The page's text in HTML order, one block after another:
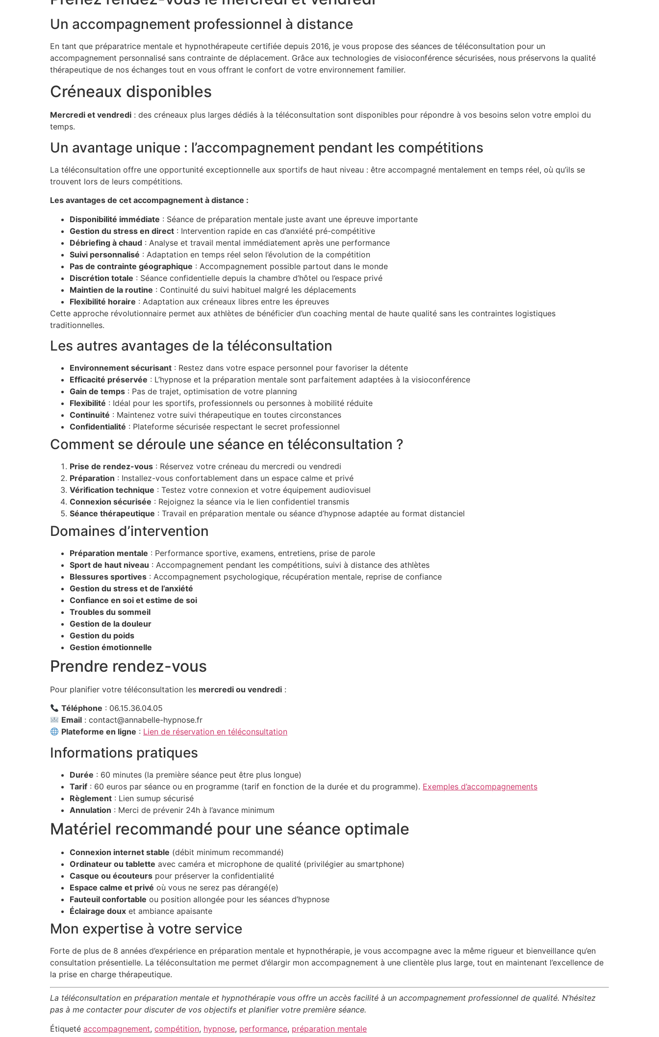
Un accompagnement professionnel à distance
En tant que préparatrice mentale et hypnothérapeute certifiée depuis 2016, je vous propose des séances de téléconsultation pour un
accompagnement personnalisé sans contrainte de déplacement. Grâce aux technologies de visioconférence sécurisées, nous préservons la qualité
thérapeutique de nos échanges tout en vous offrant le confort de votre environnement familier.
Créneaux disponibles
Mercredi et vendredi : des créneaux plus larges dédiés à la téléconsultation sont disponibles pour répondre à vos besoins selon votre emploi du
temps.
Un avantage unique : l’accompagnement pendant les compétitions
La téléconsultation offre une opportunité exceptionnelle aux sportifs de haut niveau : être accompagné mentalement en temps réel, où qu’ils se
trouvent lors de leurs compétitions.
Les avantages de cet accompagnement à distance :
Disponibilité immédiate : Séance de préparation mentale juste avant une épreuve importante
Gestion du stress en direct : Intervention rapide en cas d’anxiété pré-compétitive
Débriefing à chaud : Analyse et travail mental immédiatement après une performance
Suivi personnalisé : Adaptation en temps réel selon l’évolution de la compétition
Pas de contrainte géographique : Accompagnement possible partout dans le monde
Discrétion totale : Séance confidentielle depuis la chambre d’hôtel ou l’espace privé
Maintien de la routine : Continuité du suivi habituel malgré les déplacements
Flexibilité horaire : Adaptation aux créneaux libres entre les épreuves
Cette approche révolutionnaire permet aux athlètes de bénéficier d’un coaching mental de haute qualité sans les contraintes logistiques
traditionnelles.
Les autres avantages de la téléconsultation
Environnement sécurisant : Restez dans votre espace personnel pour favoriser la détente
Efficacité préservée : L’hypnose et la préparation mentale sont parfaitement adaptées à la visioconférence
Gain de temps : Pas de trajet, optimisation de votre planning
Flexibilité : Idéal pour les sportifs, professionnels ou personnes à mobilité réduite
Continuité : Maintenez votre suivi thérapeutique en toutes circonstances
Confidentialité : Plateforme sécurisée respectant le secret professionnel
Comment se déroule une séance en téléconsultation ?
Prise de rendez-vous : Réservez votre créneau du mercredi ou vendredi
Préparation : Installez-vous confortablement dans un espace calme et privé
Vérification technique : Testez votre connexion et votre équipement audiovisuel
Connexion sécurisée : Rejoignez la séance via le lien confidentiel transmis
Séance thérapeutique : Travail en préparation mentale ou séance d’hypnose adaptée au format distanciel
Domaines d’intervention
Préparation mentale : Performance sportive, examens, entretiens, prise de parole
Sport de haut niveau : Accompagnement pendant les compétitions, suivi à distance des athlètes
Blessures sportives : Accompagnement psychologique, récupération mentale, reprise de confiance
Gestion du stress et de l’anxiété
Confiance en soi et estime de soi
Troubles du sommeil
Gestion de la douleur
Gestion du poids
Gestion émotionnelle
Prendre rendez-vous
Pour planifier votre téléconsultation les mercredi ou vendredi :
Téléphone : 06.15.36.04.05
Email : contact@annabelle-hypnose.fr
Plateforme en ligne : Lien de réservation en téléconsultation
Informations pratiques
Durée : 60 minutes (la première séance peut être plus longue)
Tarif : 60 euros par séance ou en programme (tarif en fonction de la durée et du programme). Exemples d’accompagnements
Règlement : Lien sumup sécurisé
Annulation : Merci de prévenir 24h à l’avance minimum
Matériel recommandé pour une séance optimale
Connexion internet stable (débit minimum recommandé)
Ordinateur ou tablette avec caméra et microphone de qualité (privilégier au smartphone)
Casque ou écouteurs pour préserver la confidentialité
Espace calme et privé où vous ne serez pas dérangé(e)
Fauteuil confortable ou position allongée pour les séances d’hypnose
Éclairage doux et ambiance apaisante
Mon expertise à votre service
Forte de plus de 8 années d’expérience en préparation mentale et hypnothérapie, je vous accompagne avec la même rigueur et bienveillance qu’en
consultation présentielle. La téléconsultation me permet d’élargir mon accompagnement à une clientèle plus large, tout en maintenant l’excellence de
la prise en charge thérapeutique.
La téléconsultation en préparation mentale et hypnothérapie vous offre un accès facilité à un accompagnement professionnel de qualité. N’hésitez
pas à me contacter pour discuter de vos objectifs et planifier votre première séance.
Étiqueté accompagnement, compétition, hypnose, performance, préparation mentale